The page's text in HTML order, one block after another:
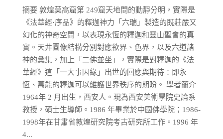
摘要 敦煌莫高窟第 249窟天地間的動靜分明，實際是
《法華經·序品》的釋迦神力「六瑞」製造的既莊嚴又
幻化的神奇空間，以表現永恆的釋迦和靈山聖會的真
實。天井圖像結構分別對應欲界、色界，以及六道諸
神的彙集，加上「二佛並坐」，實際是對釋迦的《法
華經》這「一大事因緣」出世的回應與期待：即永
恆、萬能的釋迦可以維護世界秩序的期盼。 學者簡介
1964年 2 月出生，西安人。現為西安美術學院史論系
教授，碩士生導師。1986 年畢業於中國佛學院；1986-
1998年在甘肅省敦煌研究院考古研究所工作。1996 年
4...